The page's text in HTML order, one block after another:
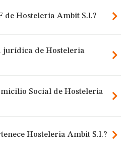
de Hosteleria Ambit S.l.?
jurídica de Hosteleria
Social de Hosteleria
Hosteleria Ambit S.l.?